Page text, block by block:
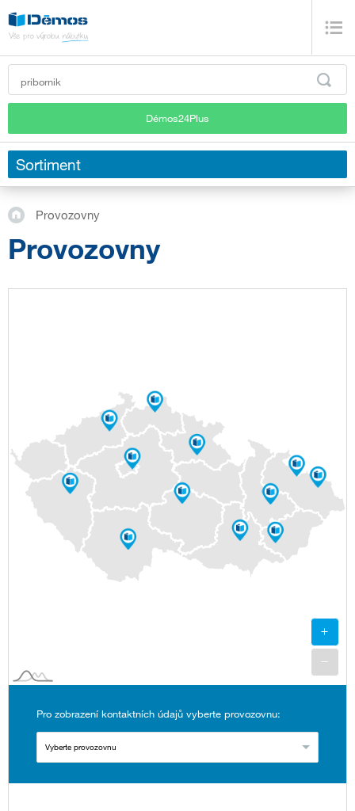
Démos24Plus
Sortiment
Provozovny
Provozovny
Pro zobrazení kontaktních údajů vyberte provozovnu:
Vyberte provozovnu